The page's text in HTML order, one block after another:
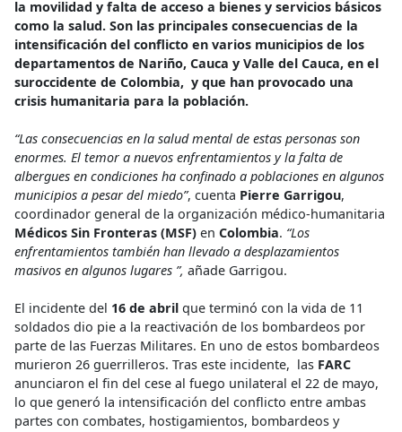
la movilidad y falta de acceso a bienes y servicios básicos
como la salud. Son las principales consecuencias de la
intensificación del conflicto en varios municipios de los
departamentos de Nariño, Cauca y Valle del Cauca, en el
suroccidente de Colombia, y que han provocado una
crisis humanitaria para la población.
“Las consecuencias en la salud mental de estas personas son
enormes. El temor a nuevos enfrentamientos y la falta de
albergues en condiciones ha confinado a poblaciones en algunos
municipios a pesar del miedo”, cuenta Pierre Garrigou,
coordinador general de la organización médico-humanitaria
Médicos Sin Fronteras (MSF) en Colombia. “Los
enfrentamientos también han llevado a desplazamientos
masivos en algunos lugares ”, añade Garrigou.
El incidente del 16 de abril que terminó con la vida de 11
soldados dio pie a la reactivación de los bombardeos por
parte de las Fuerzas Militares. En uno de estos bombardeos
murieron 26 guerrilleros. Tras este incidente, las FARC
anunciaron el fin del cese al fuego unilateral el 22 de mayo,
lo que generó la intensificación del conflicto entre ambas
partes con combates, hostigamientos, bombardeos y